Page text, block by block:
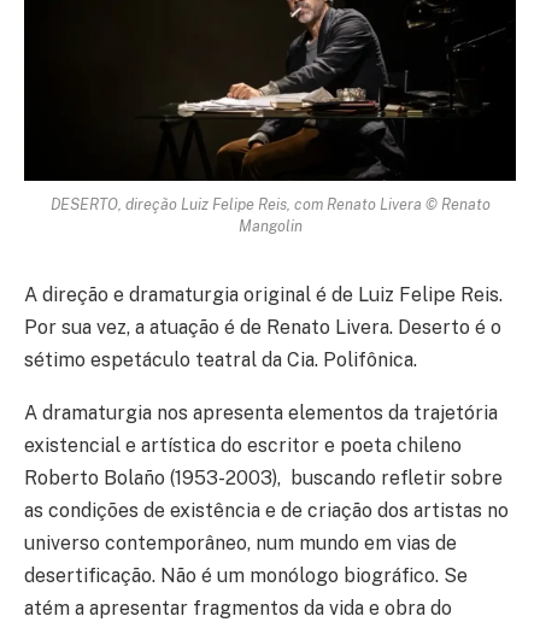
DESERTO, direção Luiz Felipe Reis, com Renato Livera © Renato
Mangolin
A direção e dramaturgia original é de Luiz Felipe Reis.
Por sua vez, a atuação é de Renato Livera. Deserto é o
sétimo espetáculo teatral da Cia. Polifônica.
A dramaturgia nos apresenta elementos da trajetória
existencial e artística do escritor e poeta chileno
Roberto Bolaño (1953-2003), buscando refletir sobre
as condições de existência e de criação dos artistas no
universo contemporâneo, num mundo em vias de
desertificação. Não é um monólogo biográfico. Se
atém a apresentar fragmentos da vida e obra do